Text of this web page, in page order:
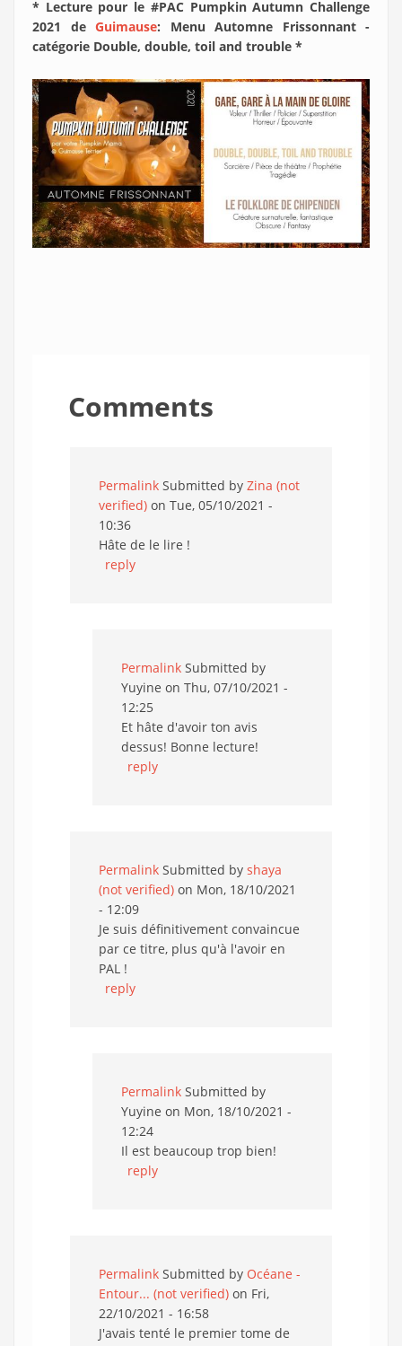
* Lecture pour le #PAC Pumpkin Autumn Challenge
2021 de Guimause: Menu Automne Frissonnant -
catégorie Double, double, toil and trouble *
Comments
Permalink Submitted by Zina (not
verified) on Tue, 05/10/2021 -
10:36
Hâte de le lire !
reply
Permalink Submitted by
Yuyine on Thu, 07/10/2021 -
12:25
Et hâte d'avoir ton avis
dessus! Bonne lecture!
reply
Permalink Submitted by shaya
(not verified) on Mon, 18/10/2021
- 12:09
Je suis définitivement convaincue
par ce titre, plus qu'à l'avoir en
PAL !
reply
Permalink Submitted by
Yuyine on Mon, 18/10/2021 -
12:24
Il est beaucoup trop bien!
reply
Permalink Submitted by Océane -
Entour... (not verified) on Fri,
22/10/2021 - 16:58
J'avais tenté le premier tome de